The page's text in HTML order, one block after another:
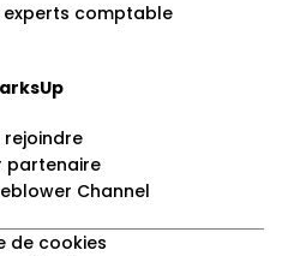
experts comptable
rejoindre
partenaire
Channel
de cookies